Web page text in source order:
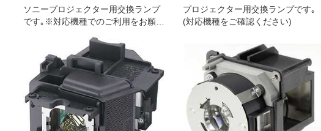
ソニープロジェクター用交換ランプ
です｡※対応機種でのご利用をお願い
プロジェクター用交換ランプです｡
(対応機種をご確認ください)